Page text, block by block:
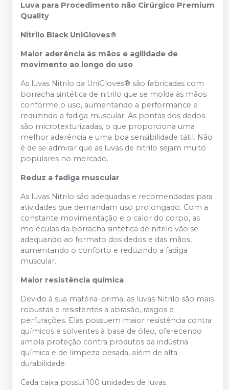
Luva para Procedimento não Cirúrgico Premium
Quality
Nitrilo Black UniGloves®
Maior aderência às mãos e agilidade de
movimento ao longo do uso
As luvas Nitrilo da UniGloves® são fabricadas com
borracha sintética de nitrilo que se molda às mãos
conforme o uso, aumentando a performance e
reduzindo a fadiga muscular. As pontas dos dedos
são microtexturizadas, o que proporciona uma
melhor aderência e uma boa sensibilidade tátil. Não
é de se admirar que as luvas de nitrilo sejam muito
populares no mercado.
Reduz a fadiga muscular
As luvas Nitrilo são adequadas e recomendadas para
atividades que demandam uso prolongado. Com a
constante movimentação e o calor do corpo, as
moléculas da borracha sintética de nitrilo vão se
adequando ao formato dos dedos e das mãos,
aumentando o conforto e reduzindo a fadiga
muscular.
Maior resistência química
Devido à sua matéria-prima, as luvas Nitrilo são mais
robustas e resistentes a abrasão, rasgos e
perfurações. Elas possuem maior resistência contra
químicos e solventes à base de óleo, oferecendo
ampla proteção contra produtos da indústria
química e de limpeza pesada, além de alta
durabilidade.
Cada caixa possui 100 unidades de luvas